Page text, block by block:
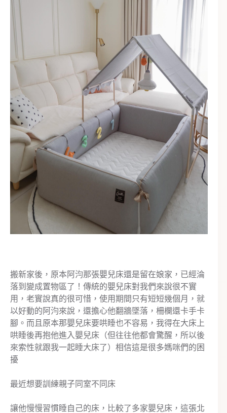
搬新家後，原本阿汮那張嬰兒床還是留在娘家，已經淪
落到變成置物區了！傳統的嬰兒床對我們來說很不實
用，老實說真的很可惜，使用期間只有短短幾個月，就
以好動的阿汮來說，還擔心他翻牆墜落，柵欄還卡手卡
腳。而且原本那嬰兒床要哄睡也不容易，我得在大床上
哄睡後再抱他進入嬰兒床（但往往他都會驚醒，所以後
來索性就跟我一起睡大床了）相信這是很多媽咪們的困
擾
最近想要訓練親子同室不同床
讓他慢慢習慣睡自己的床，比較了多家嬰兒床，這張北